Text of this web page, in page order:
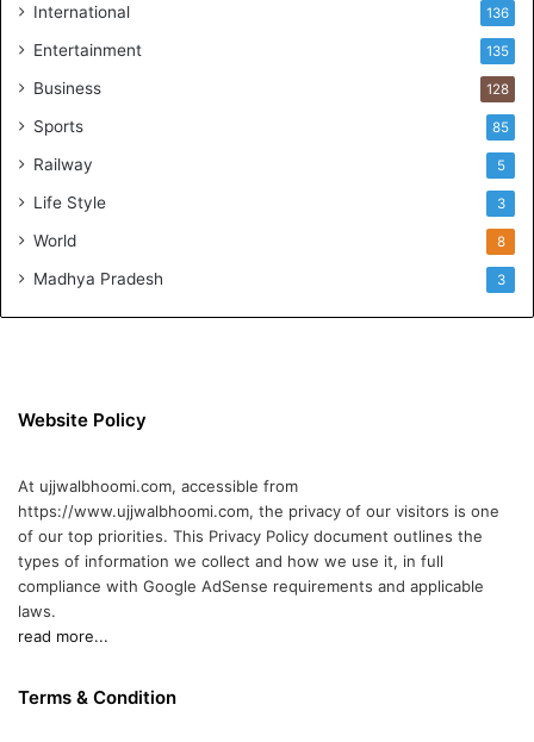
वा
ले
य
म
च
र्चा
International 136
Entertainment 135
Business 128
Sports 85
Railway 5
Life Style 3
World 8
Madhya Pradesh 3
Website Policy
At ujjwalbhoomi.com, accessible from
https://www.ujjwalbhoomi.com, the privacy of our visitors is one
of our top priorities. This Privacy Policy document outlines the
types of information we collect and how we use it, in full
compliance with Google AdSense requirements and applicable
laws.
read more...
Terms & Condition